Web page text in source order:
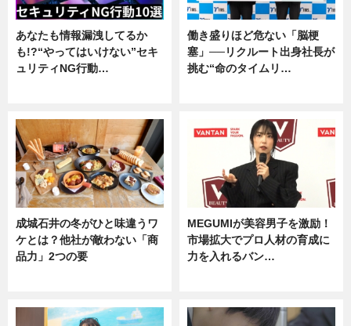
あなたも情報漏洩してるか
も!?“やってはいけない”セキ
ュリティNG行動…
働き盛りほど危ない「脳梗
塞」──リクルート出身社長が
挑む“命のタイムリ…
成城石井の冬がひと味違うワ
ケとは？他社が敵わない「商
品力」2つの要
MEGUMIが美容男子を激励！
市場拡大でプロ人材の育成に
力を入れるバン…